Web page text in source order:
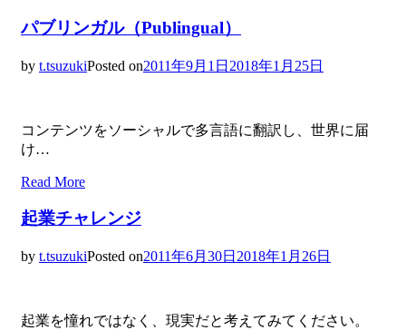
パブリンガル（Publingual）
by t.tsuzukiPosted on2011年9月1日 2018年1月25日
コンテンツをソーシャルで多言語に翻訳し、世界に届
け…
Read More
起業チャレンジ
by t.tsuzukiPosted on2011年6月30日 2018年1月26日
起業を憧れではなく、現実だと考えてみてください。